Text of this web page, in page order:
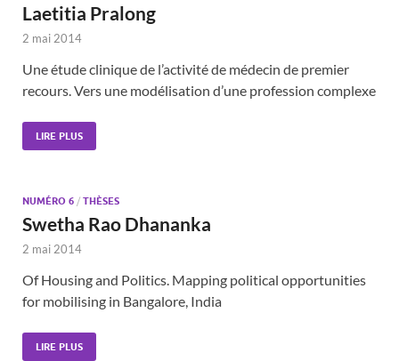
Laetitia Pralong
2 mai 2014
Une étude clinique de l’activité de médecin de premier
recours. Vers une modélisation d’une profession complexe
LIRE PLUS
NUMÉRO 6 / THÈSES
Swetha Rao Dhananka
2 mai 2014
Of Housing and Politics. Mapping political opportunities
for mobilising in Bangalore, India
LIRE PLUS